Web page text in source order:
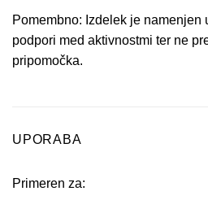
Pomembno: Izdelek je namenjen
podpori med aktivnostmi ter ne
pripomočka.
UPORABA
Primeren za: